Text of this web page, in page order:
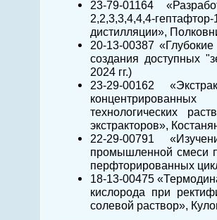
23-79-01164
2,2,3,3,4,4,4-
дистилляции»,
20-13-00387 «Глубокие
создания доступных
2024 гг.)
23-29-00162
технологических
экстракторов»,
22-29-00791
промышленной смеси
перфторированных
18-13-00475
кислорода при
солевой раствор»,